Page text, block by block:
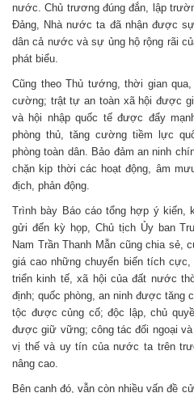
nước. Chủ trương đúng đắn, lập
Đảng, Nhà nước ta đã nhận được
dân cả nước và sự ủng hộ rộng rãi
phát biểu.
Cũng theo Thủ tướng, thời gian
cường; trật tự an toàn xã hội được
và hội nhập quốc tế được đẩy
phòng thủ, tăng cường tiềm lực
phòng toàn dân. Bảo đảm an ninh
chặn kịp thời các hoạt động, âm
địch, phản động.
Trình bày Báo cáo tổng hợp ý kiến,
gửi đến kỳ họp, Chủ tịch Ủy ban
Nam Trần Thanh Mẫn cũng chia sẻ,
giá cao những chuyển biến tích
triển kinh tế, xã hội của đất nước
định; quốc phòng, an ninh được tăng
tộc được củng cố; độc lập, chủ
được giữ vững; công tác đối ngoại
vị thế và uy tín của nước ta trên
nâng cao.
Bên cạnh đó, vẫn còn nhiều vấn đề